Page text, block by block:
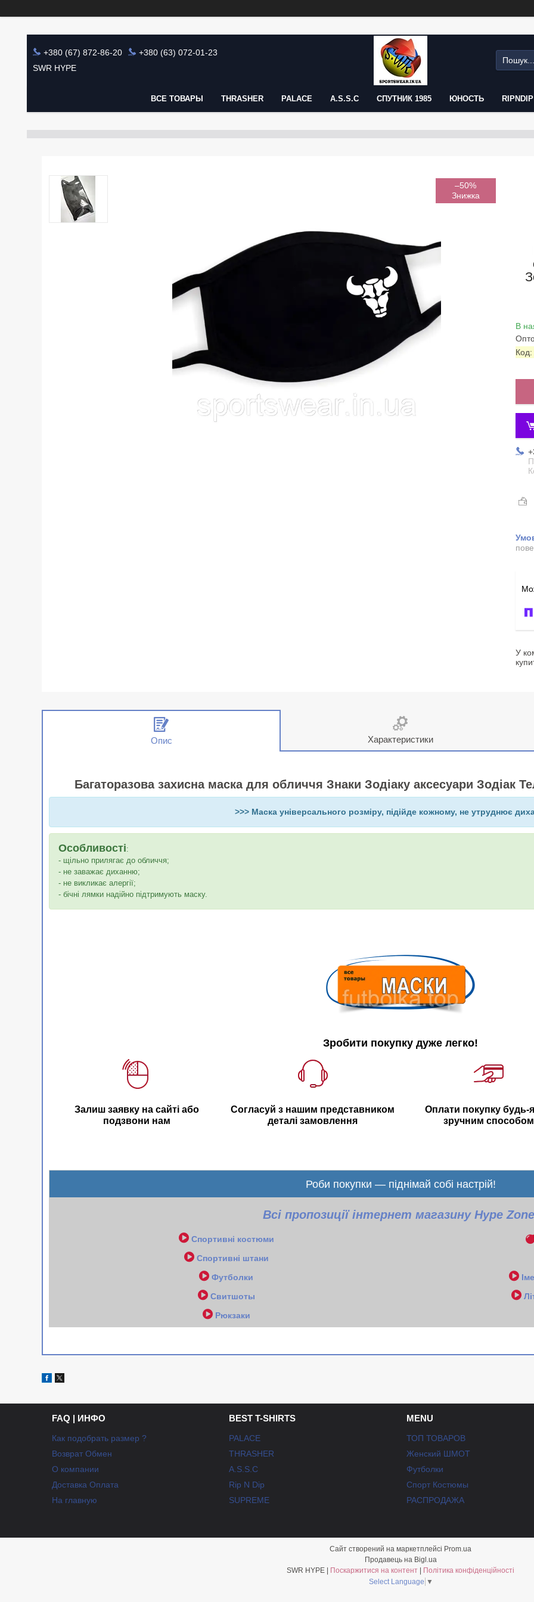
+380 (67) 872-86-20
+380 (63) 072-01-23
SWR HYPE
ВСЕ ТОВАРЫ THRASHER PALACE A.S.S.C СПУТНИК 1985 ЮНОСТЬ RIPNDIP
–50%
В
Код:
У
Опис Характеристики
Багаторазова захисна маска для обличчя Знаки Зодіаку аксесуари Зодіак
>>> Маска універсального розміру, підійде кожному, не утруднює
Особливості:
- щільно прилягає до обличчя;
- не заважає диханню;
- не викликає алергії;
- бічні лямки надійно підтримують маску.
Зробити покупку дуже легко!
Залиш заявку на сайті або
подзвони нам
Согласуй з нашим представником
деталі замовлення
Оплати покупку будь-
зручним способом
Роби покупки — піднімай собі настрій!
Всі пропозиції інтернет магазину Hype Zone
Спортивні костюми
Спортивні штани
Футболки
Свитшоты
Рюкзаки
FAQ | ИНФО
Как подобрать размер ?
Возврат Обмен
О компании
Доставка Оплата
На главную
BEST T-SHIRTS
PALACE
THRASHER
A.S.S.C
Rip N Dip
SUPREME
MENU
ТОП ТОВАРОВ
Женский ШМОТ
Футболки
Спорт Костюмы
РАСПРОДАЖА
Сайт створений на маркетплейсі Prom.ua
Продавець на Bigl.ua
Поскаржитися на контент
Політика конфіденційності
Select Language ▼